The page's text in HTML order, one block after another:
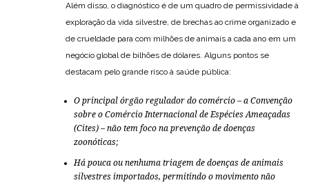
Além disso, o diagnóstico é de um quadro de permissividade à
exploração da vida silvestre, de brechas ao crime organizado e
de crueldade para com milhões de animais a cada ano em um
negócio global de bilhões de dólares. Alguns pontos se
destacam pelo grande risco à saúde pública:
O principal órgão regulador do comércio – a Convenção
sobre o Comércio Internacional de Espécies Ameaçadas
(Cites) – não tem foco na prevenção de doenças
zoonóticas;
Há pouca ou nenhuma triagem de doenças de animais
silvestres importados, permitindo o movimento não